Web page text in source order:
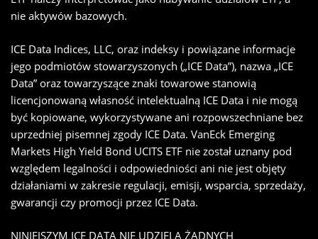
nie aktywów bazowych.
ICE Data Indices, LLC, oraz indeksy i powiązane informacje
jego podmiotów stowarzyszonych („ICE Data”), nazwa „ICE
Data” oraz towarzyszące znaki towarowe stanowią
licencjonowaną własność intelektualną ICE Data i nie mogą
być kopiowane, wykorzystywane ani rozpowszechniane bez
uprzedniej pisemnej zgody ICE Data. VanEck Emerging
Markets High Yield Bond UCITS ETF nie został uznany pod
względem legalności i odpowiedniości ani nie jest objęty
działaniami w zakresie regulacji, emisji, wsparcia, sprzedaży,
gwarancji czy promocji przez ICE Data.
NINIEJSZYM ICE DATA NIE UDZIELA ŻADNYCH